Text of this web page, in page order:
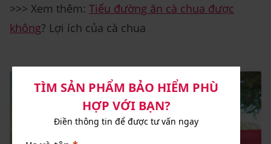
>>> Xem thêm: Tiểu đường ăn cà chua được
không? Lợi ích của cà chua